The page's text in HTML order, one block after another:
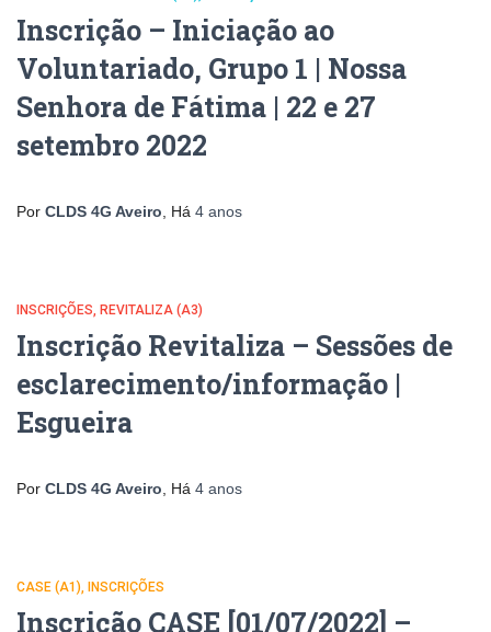
Inscrição – Iniciação ao
Voluntariado, Grupo 1 | Nossa
Senhora de Fátima | 22 e 27
setembro 2022
Por CLDS 4G Aveiro , Há 4 anos
INSCRIÇÕES REVITALIZA (A3)
Inscrição Revitaliza – Sessões de
esclarecimento/informação |
Esgueira
Por CLDS 4G Aveiro , Há 4 anos
CASE (A1) INSCRIÇÕES
Inscrição CASE [01/07/2022] –